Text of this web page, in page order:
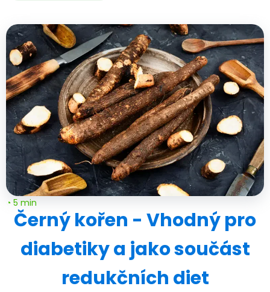
◔ 5 min
Černý kořen - Vhodný pro
diabetiky a jako součást
redukčních diet